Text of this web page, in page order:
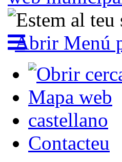
Abrir Menú
Mapa web
castellano
Contacteu